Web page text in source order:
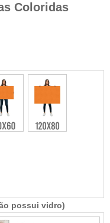
Coloridas
possui vidro)